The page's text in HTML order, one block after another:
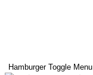
Hamburger Toggle Menu